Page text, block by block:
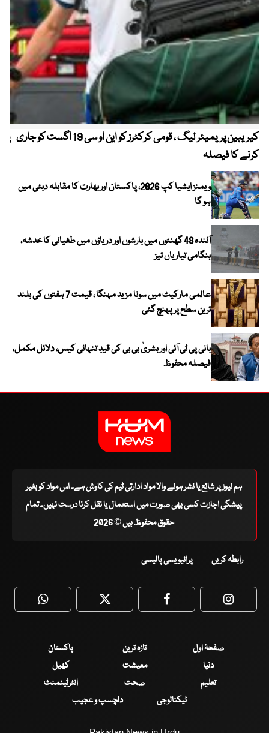
کیریبین پریمیئر لیگ ، قومی کرکٹرز کو این او سی 19 اگست کو جاری
کرنے کا فیصلہ
ویمنز ایشیا کپ 2026، پاکستان اور بھارت کا مقابلہ دبئی میں
ہو گا
آئندہ 48 گھنٹوں میں بارشوں اور دریاؤں میں طغیانی کا خدشہ،
ہنگامی تیاریاں تیز
عالمی مارکیٹ میں سونا مزید مہنگا ، قیمت 7 ہفتوں کی بلند
ترین سطح پر پہنچ گئی
بانی پی ٹی آئی اور بشریٰ بی بی کی قیدِ تنہائی کیس، دلائل مکمل،
فیصلہ محفوظ
ہم نیوز پر شائع یا نشر ہونے والا مواد ادارتی ٹیم کی کاوش ہے۔ اس مواد کو بغیر
پیشگی اجازت کسی بھی صورت میں استعمال یا نقل کرنا درست نہیں۔ تمام
حقوق محفوظ ہیں © 2026
رابطہ کریں پرائیویسی پالیسی
WhatsApp Twitter Facebook
صفحۂ اول تازہ ترین
پاکستان
دنیا
معیشت
کھیل
تعلیم
صحت
انٹرٹینمنٹ
ٹیکنالوجی
دلچسپ و عجیب